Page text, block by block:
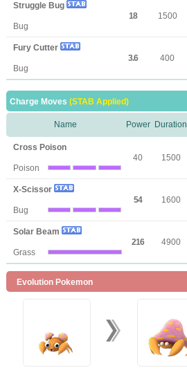
Struggle Bug
Bug
18 1500
Fury Cutter
Bug
3.6 400
Charge Moves (STAB Applied)
Name Power Duration
Cross Poison
Poison
40 1500
X-Scissor
Bug
54 1600
Solar Beam
Grass
216 4900
Evolution Pokemon